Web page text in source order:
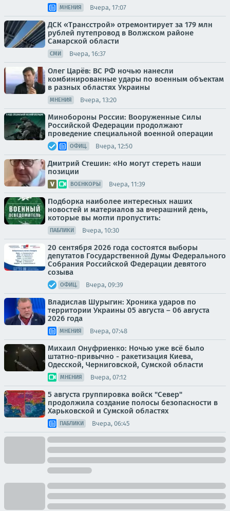
МНЕНИЯ Вчера, 17:07
ДСК «Трансстрой» отремонтирует за 179 млн
рублей путепровод в Волжском районе
Самарской области
СМИ Вчера, 16:37
Олег Царёв: ВС РФ ночью нанесли
комбинированные удары по военным объектам
в разных областях Украины
МНЕНИЯ Вчера, 13:20
Минобороны России: Вооруженные Силы
Российской Федерации продолжают
проведение специальной военной операции
ОФИЦ. Вчера, 12:50
Дмитрий Стешин: «Но могут стереть наши
позиции
ВОЕНКОРЫ Вчера, 11:39
Подборка наиболее интересных наших
новостей и материалов за вчерашний день,
которые вы могли пропустить:
ПАБЛИКИ Вчера, 10:30
20 сентября 2026 года состоятся выборы
депутатов Государственной Думы Федерального
Собрания Российской Федерации девятого
созыва
ОФИЦ. Вчера, 09:39
Владислав Шурыгин: Хроника ударов по
территории Украины 05 августа – 06 августа
2026 года
МНЕНИЯ Вчера, 07:48
Михаил Онуфриенко: Ночью уже всё было
штатно-привычно - ракетизация Киева,
Одесской, Черниговской, Сумской области
МНЕНИЯ Вчера, 07:12
5 августа группировка войск "Север"
продолжила создание полосы безопасности в
Харьковской и Сумской областях
ПАБЛИКИ Вчера, 06:45